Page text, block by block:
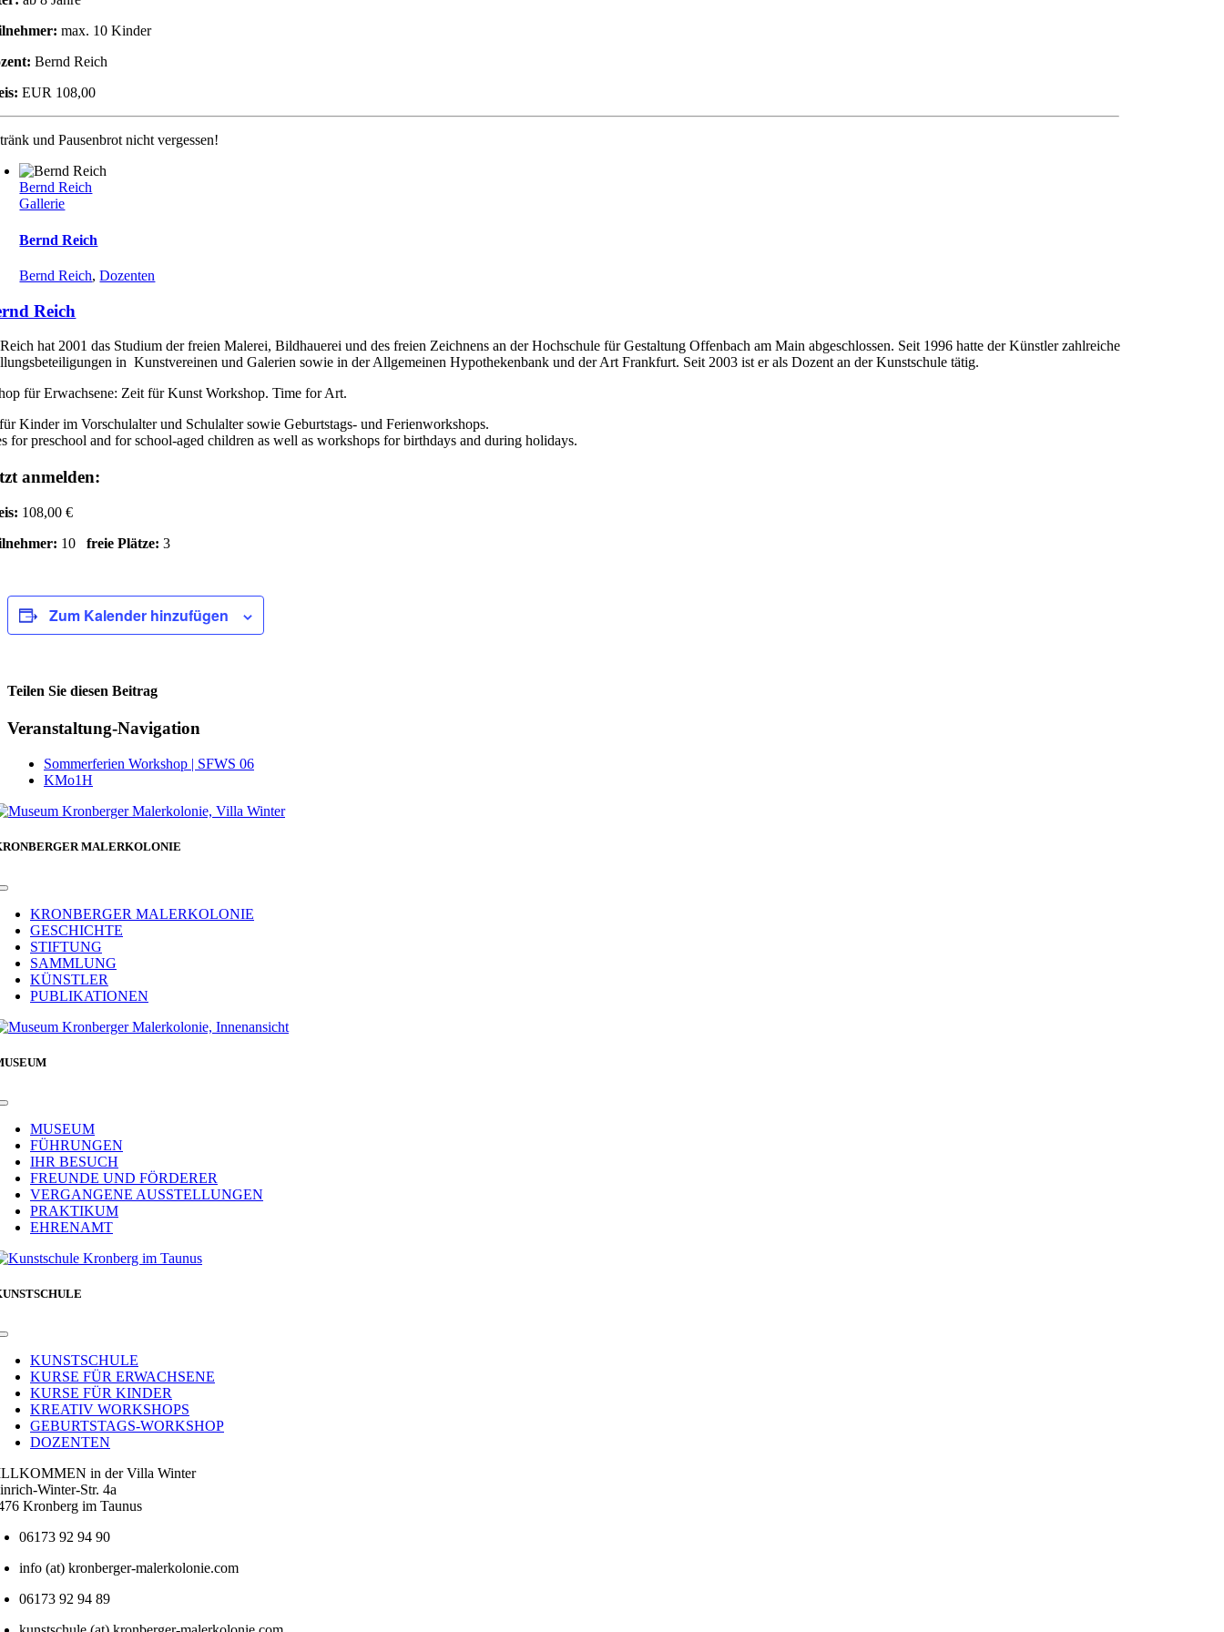
max. 10 Kinder
Bernd Reich
EUR 108,00
und Pausenbrot nicht vergessen!
Bernd Reich
Gallerie
Bernd Reich
Bernd Reich,Dozenten
Reich
hat 2001 das Studium der freien Malerei, Bildhauerei und des freien Zeichnens an der Hochschule für Gestaltung Offenbach am Main abgeschlossen. Seit 1996 hatte der Künstler zahlreiche
in Kunstvereinen und Galerien sowie in der Allgemeinen Hypothekenbank und der Art Frankfurt. Seit 2003 ist er als Dozent an der Kunstschule tätig.
für Erwachsene: Zeit für Kunst Workshop. Time for Art.
Kinder im Vorschulalter und Schulalter sowie Geburtstags- und Ferienworkshops.
for preschool and for school-aged children as well as workshops for birthdays and during holidays.
anmelden:
108,00 €
10freie Plätze: 3
Zum Kalender hinzufügen
Teilen Sie diesen Beitrag
Facebook
Veranstaltung-Navigation
Sommerferien Workshop | SFWS 06
KMo1H
MALERKOLONIE
Toggle
NavigationKRONBERGER MALERKOLONIE
GESCHICHTE
STIFTUNG
SAMMLUNG
KÜNSTLER
PUBLIKATIONEN
Toggle
NavigationMUSEUM
FÜHRUNGEN
IHR BESUCH
FREUNDE UND FÖRDERER
VERGANGENE AUSSTELLUNGEN
PRAKTIKUM
EHRENAMT
Toggle
NavigationKUNSTSCHULE
KURSE FÜR ERWACHSENE
KURSE FÜR KINDER
KREATIV WORKSHOPS
GEBURTSTAGS-WORKSHOP
DOZENTEN
in der Villa Winter
Winter-Str. 4a
Kronberg im Taunus
06173 92 94 90
info (at) kronberger-malerkolonie.com
06173 92 94 89